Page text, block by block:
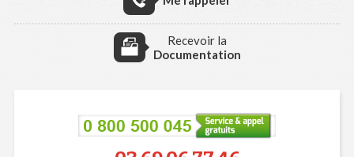
Recevoir la
Documentation